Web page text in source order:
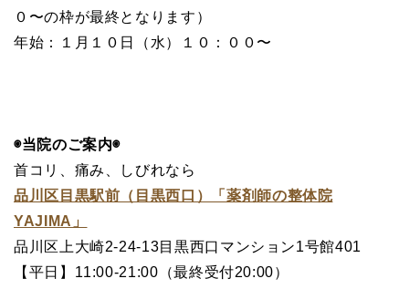
０〜の枠が最終となります）
年始：１月１０日（水）１０：００〜
◉当院のご案内◉
首コリ、痛み、しびれなら
品川区目黒駅前（目黒西口）「薬剤師の整体院
YAJIMA」
品川区上大崎2-24-13目黒西口マンション1号館401
【平日】11:00-21:00（最終受付20:00）